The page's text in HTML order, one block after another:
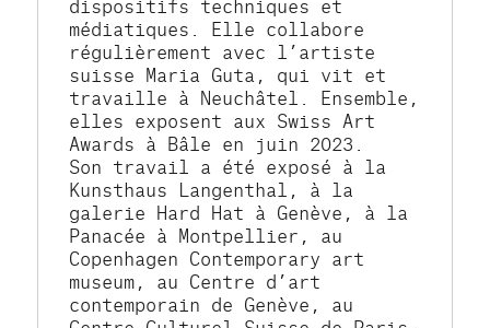
dispositifs techniques et
médiatiques. Elle collabore
régulièrement avec l’artiste
suisse Maria Guta, qui vit et
travaille à Neuchâtel. Ensemble,
elles exposent aux Swiss Art
Awards à Bâle en juin 2023.
Son travail a été exposé à la
Kunsthaus Langenthal, à la
galerie Hard Hat à Genève, à la
Panacée à Montpellier, au
Copenhagen Contemporary art
museum, au Centre d’art
contemporain de Genève, au